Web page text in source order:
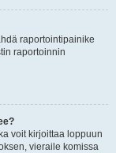
raportointipainike
raportoinnin
voit kirjoittaa loppuun
vieraile komissa